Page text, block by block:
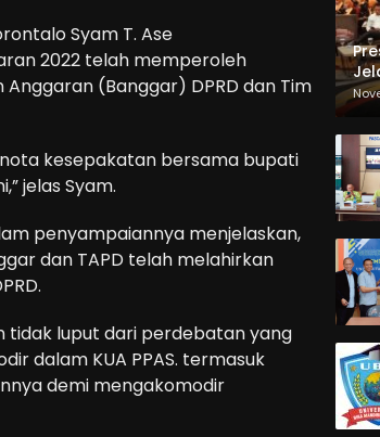
Syam T. Ase
2022 telah memperoleh
(Banggar) DPRD dan Tim
kesepakatan bersama bupati
jelas Syam.
penyampaiannya menjelaskan,
dan TAPD telah melahirkan
tidak luput dari perdebatan yang
dalam KUA PPAS. termasuk
demi mengakomodir